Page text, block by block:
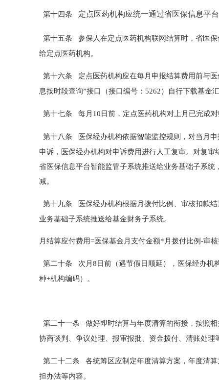
第十四条 定点医药机构应统一通过省医保信息平
第十五条 参保人在定点医药机构联网结算时，省医
给定点医药机构。
第十六条 定点医药机构应在每月申报结算费用前与
息按时段查询”接口（接口编号：5262）自行下载基金
第十七条 每月 10 日前，定点 医药机构对上月已完成
第十八条
医保经办机构依据智能监控规则，对当月
申诉，医保经办机构对申诉费用进行人工复审。对复审
省医保信息平台智能监管子系统推送给业务基础子系统
减。
第十九条
医保经办机构根据月拨付比例、审核扣款
业务基础子系统推送给基金财务子系统。
月结算应付费用=医保基金月支付金额*月拨付比例-审
第二十条 次月 8 日前 （遇节假日顺延）
，医保经办机
种+机构编码） 。
第二十一条 做好即时结算与年度清算的衔接，按照相
协商谈判、争议处理 、报审报批、资金拨付、清账处理
第二十二条 各统筹区应制定年度清算方案，年度清
担办法等内容。